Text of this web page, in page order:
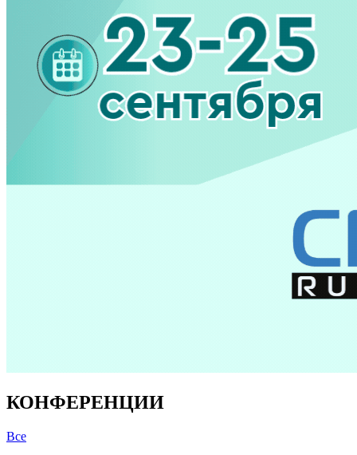
КОНФЕРЕНЦИИ
Все